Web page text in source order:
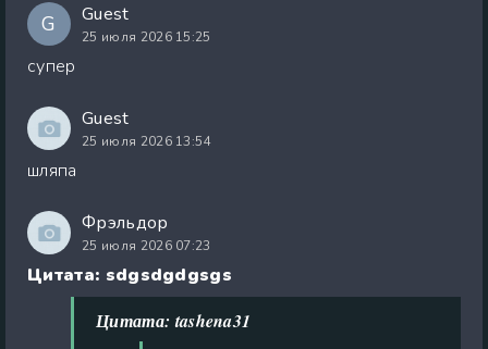
G Guest
25 июля 2026 15:25
супер
Guest
25 июля 2026 13:54
шляпа
Фрэльдор
25 июля 2026 07:23
Цитата: sdgsdgdgsgs
Цитата: tashena31